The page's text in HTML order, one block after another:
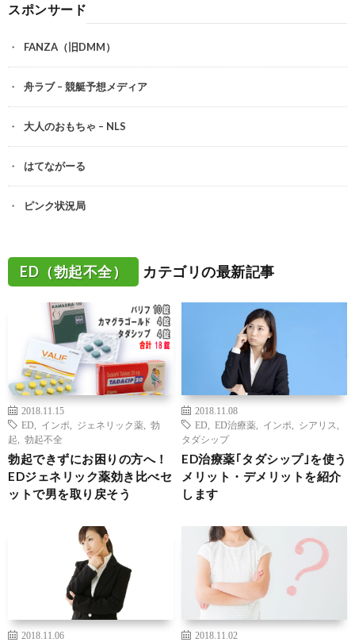
スポンサード
FANZA（旧DMM）
舟ラブ – 競艇予想メディア
大人のおもちゃ – NLS
はてながーる
ピンク状況局
ED（勃起不全） カテゴリの最新記事
2018.11.15
ED
インポ ジェネリック薬
勃
起
勃起不全
勃起できずにお困りの方へ！
EDジェネリック薬効き比べセ
ットで男を取り戻そう
2018.11.08
ED
ED治療薬 インポ シアリス
タダシップ
ED治療薬｢タダシップ｣を使う
メリット・デメリットを紹介
します
2018.11.06
2018.11.02